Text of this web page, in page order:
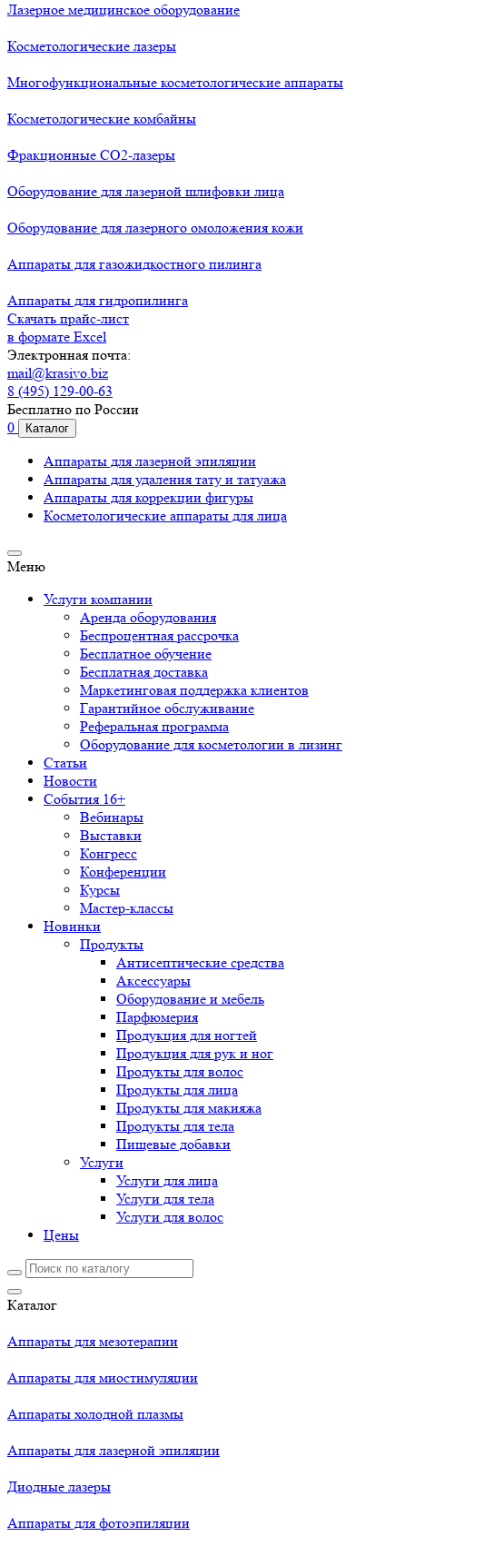
Лазерное медицинское оборудование
Косметологические лазеры
Многофункциональные косметологические аппараты
Косметологические комбайны
Фракционные СО2-лазеры
Оборудование для лазерной шлифовки лица
Оборудование для лазерного омоложения кожи
Аппараты для газожидкостного пилинга
Аппараты для гидропилинга
Скачать прайс-лист
в формате Excel
Электронная почта:
mail@krasivo.biz
8 (495) 129-00-63
Бесплатно по России
0
Каталог
Аппараты для лазерной эпиляции
Аппараты для удаления тату и татуажа
Аппараты для коррекции фигуры
Косметологические аппараты для лица
Меню
Услуги компании
Аренда оборудования
Беспроцентная рассрочка
Бесплатное обучение
Бесплатная доставка
Маркетинговая поддержка клиентов
Гарантийное обслуживание
Реферальная программа
Оборудование для косметологии в лизинг
Статьи
Новости
События 16+
Вебинары
Выставки
Конгресс
Конференции
Курсы
Мастер-классы
Новинки
Продукты
Антисептические средства
Аксессуары
Оборудование и мебель
Парфюмерия
Продукция для ногтей
Продукция для рук и ног
Продукты для волос
Продукты для лица
Продукты для макияжа
Продукты для тела
Пищевые добавки
Услуги
Услуги для лица
Услуги для тела
Услуги для волос
Цены
Каталог
Аппараты для мезотерапии
Аппараты для миостимуляции
Аппараты холодной плазмы
Аппараты для лазерной эпиляции
Диодные лазеры
Аппараты для фотоэпиляции